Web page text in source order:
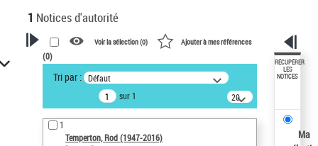
1 Notices d'autorité
VOTRE RECHERCHE
Recherche avancée dans les
notices d’autorité
Œuvres liées à l'auteur :
Temperton, Rod (1947-2016)
Voir la sélection (0) Ajouter à mes références
(0)
Tri par : Défaut
sur 1
20
résultats/page
1
Temperton, Rod (1947-2016)
RÉCUPÉRER
LES
NOTICES
Ma